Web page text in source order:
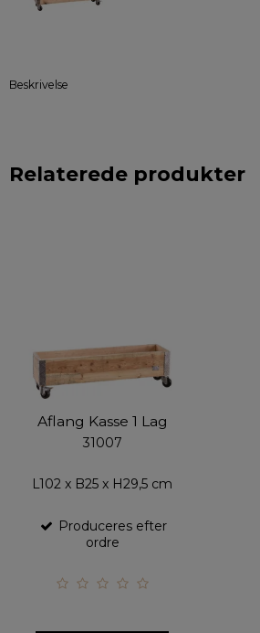
Beskrivelse
Relaterede produkter
Aflang Kasse 1 Lag
31007
L102 x B25 x H29,5 cm
Produceres efter
ordre